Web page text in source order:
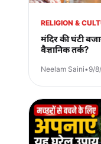
RELIGION &
मंदिर की घंटी
वैज्ञानिक तर्क?
Neelam Saini•9/